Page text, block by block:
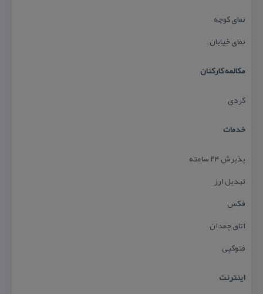
نمای كوچه
نمای خیابان
مكالمه كاركنان
كردی
خدمات
پذیرش ۲۴ ساعته
تبدیل ارز
فكس
اتاق چمدان
فتوكپی
اینترنت